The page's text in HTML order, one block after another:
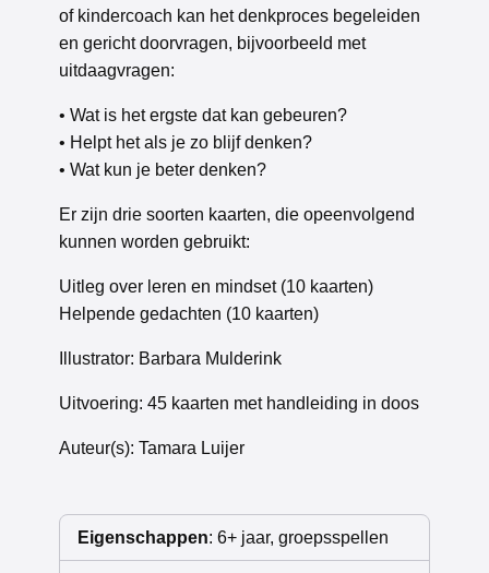
of kindercoach kan het denkproces begeleiden
en gericht doorvragen, bijvoorbeeld met
uitdaagvragen:
• Wat is het ergste dat kan gebeuren?
• Helpt het als je zo blijf denken?
• Wat kun je beter denken?
Er zijn drie soorten kaarten, die opeenvolgend
kunnen worden gebruikt:
Uitleg over leren en mindset (10 kaarten)
Helpende gedachten (10 kaarten)
Illustrator: Barbara Mulderink
Uitvoering: 45 kaarten met handleiding in doos
Auteur(s): Tamara Luijer
Eigenschappen: 6+ jaar, groepsspellen